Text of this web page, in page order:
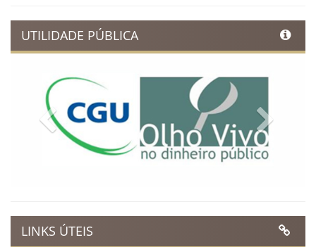
UTILIDADE PÚBLICA
Previous
LINKS ÚTEIS